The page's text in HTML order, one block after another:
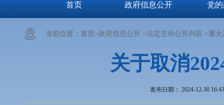
首页 政府信息公开 党
当前位置： 首页>政府信息公开 >法定主动公开内容 >重大
关于取消
发布日期： 2024-12-30 16:43